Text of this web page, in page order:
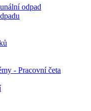
odpad
- Pracovní četa